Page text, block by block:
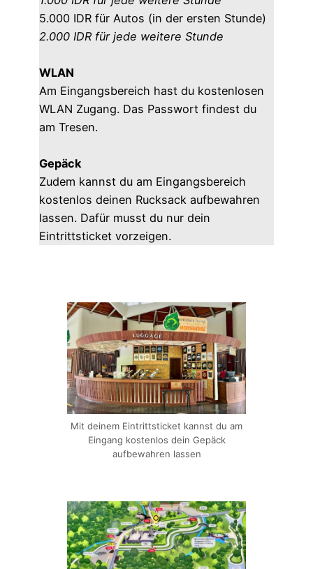
5.000 IDR für Autos (in der ersten Stunde)
2.000 IDR für jede weitere Stunde
WLAN
Am Eingangsbereich hast du kostenlosen
WLAN Zugang. Das Passwort findest du
am Tresen.
Gepäck
Zudem kannst du am Eingangsbereich
kostenlos deinen Rucksack aufbewahren
lassen. Dafür musst du nur dein
Eintrittsticket vorzeigen.
Mit deinem Eintrittsticket kannst du am
Eingang kostenlos dein Gepäck
aufbewahren lassen